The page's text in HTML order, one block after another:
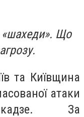
«шахеди». Що
та Київщина
атаки
За